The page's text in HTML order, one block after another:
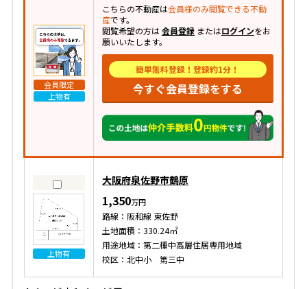
会員限定
上物有
こちらの不動産は会員様のみ閲覧できる不動
産です。
閲覧希望の方は会員登録またはログインをお
願いいたします。
簡単無料登録！登録約1分！
今すぐ会員登録をする
上物有
大阪府泉佐野市鶴原
1,350万円
路線：阪和線 東佐野
土地面積：330.24㎡
用途地域：第二種中高層住居専用地域
校区：北中小 第三中